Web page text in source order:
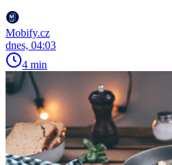
Mobify.cz
dnes, 04:03
4 min